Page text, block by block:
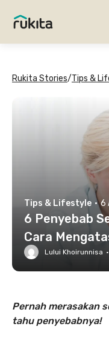
Rukita Stories/Tips &
Tips & Lifestyle · 6
6 Penyebab
Cara
Lului Khoirunnisa ·
Pernah merasakan
tahu penyebabnya!